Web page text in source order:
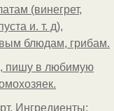
(винегрет,
и. т. д),
блюдам, грибам.
пишу в любимую
Ингредиенты: